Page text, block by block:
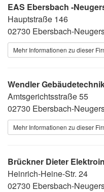
EAS Ebersbach -
Hauptstraße 146
02730 Ebersbach-
Mehr Informationen zu dieser
Wendler
Amtsgerichtsstraße 55
02730 Ebersbach-
Mehr Informationen zu dieser
Brückner Dieter
Heinrich-Heine-Str. 24
02730 Ebersbach-